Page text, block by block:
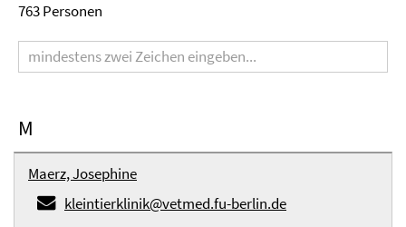
763 Personen
M
Maerz, Josephine
kleintierklinik@vetmed.fu-berlin.de